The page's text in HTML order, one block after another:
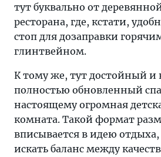
тут буквально от
ресторана, где, кстати,
стоп для дозаправки
глинтвейном.
К тому же, тут достойный и
полностью обновленный
настоящему огромная
комната. Такой формат
вписывается в идею отдыха,
искать баланс между